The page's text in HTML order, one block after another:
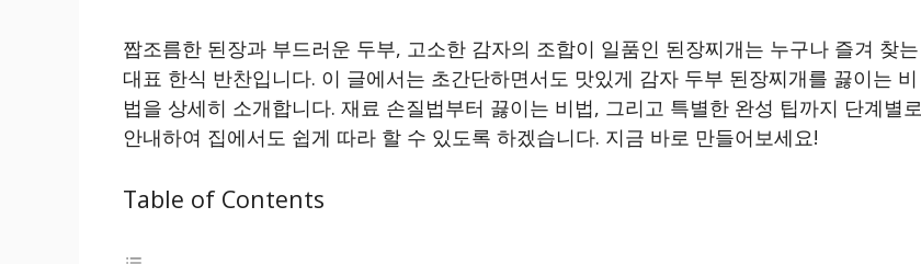
짭조름한 된장과 부드러운 두부, 고소한 감자의 조합이 일품인 된장찌개는 누구나 즐겨 찾는
대표 한식 반찬입니다. 이 글에서는 초간단하면서도 맛있게 감자 두부 된장찌개를 끓이는 비
법을 상세히 소개합니다. 재료 손질법부터 끓이는 비법, 그리고 특별한 완성 팁까지 단계별로
안내하여 집에서도 쉽게 따라 할 수 있도록 하겠습니다. 지금 바로 만들어보세요!
Table of Contents